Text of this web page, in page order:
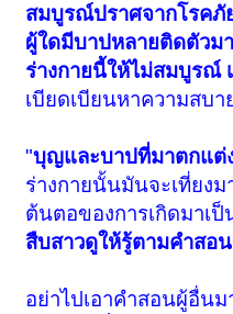
สมบูรณ์ปราศจากโรคภั
ผู้ใดมีบาปหลายติดตัวม
ร่างกายนี้ให้ไม่สมบูรณ์
เบียดเบียนหาความสบา
"บุญและบาปที่มาตกแต่
ร่างกายนั้นมันจะเที่ยง
ต้นตอของการเกิดมาเ
สืบสาวดูให้รู้ตามคำสอ
อย่าไปเอาคำสอนผู้อื่นม